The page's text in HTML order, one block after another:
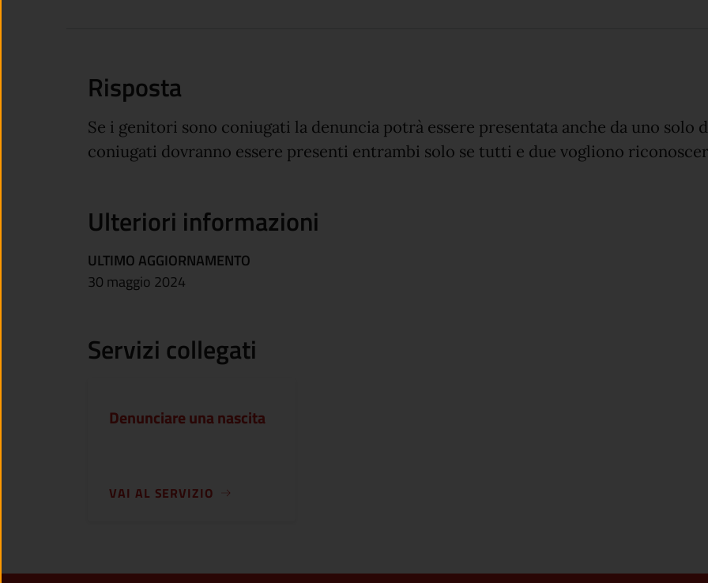
Risposta
Se i genitori sono coniugati la denuncia potrà essere presentata anche da uno solo
coniugati dovranno essere presenti entrambi solo se tutti e due vogliono
Ulteriori informazioni
ULTIMO AGGIORNAMENTO
30 maggio 2024
Servizi collegati
Denunciare una nascita
VAI AL SERVIZIO